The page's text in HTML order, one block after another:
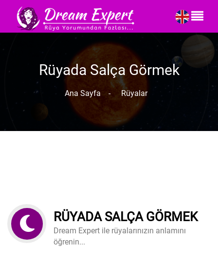
Rüyada Salça Görmek
Ana Sayfa - Rüyalar
RÜYADA SALÇA GÖRMEK
Dream Expert ile rüyalarınızın anlamını
öğrenin...